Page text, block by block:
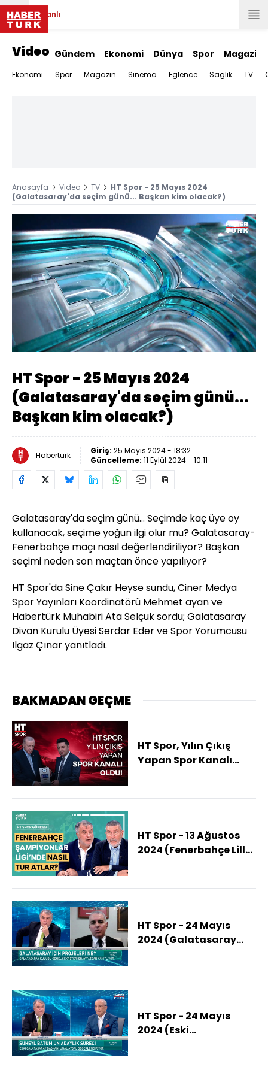
Canlı
Video Gündem Ekonomi Dünya Spor Magazin
Ekonomi Spor Magazin Sinema Eğlence Sağlık TV
Anasayfa Video TV
HT Spor - 25 Mayıs 2024
(Galatasaray'da seçim günü... Başkan kim olacak?)
Sesi
Aç
Yüklendi:
3.36%
Oynatma
Hızı
HT Spor - 25 Mayıs 2024
(Galatasaray'da seçim günü...
Başkan kim olacak?)
Habertürk Giriş: 25 Mayıs 2024 - 18:32
Güncelleme: 11 Eylül 2024 - 10:11
Galatasaray'da seçim günü... Seçimde kaç üye oy
kullanacak, seçime yoğun ilgi olur mu? Galatasaray-
Fenerbahçe maçı nasıl değerlendiriliyor? Başkan
seçimi neden son maçtan önce yapılıyor?
HT Spor'da Sine Çakır Heyse sundu, Ciner Medya
Spor Yayınları Koordinatörü Mehmet ayan ve
Habertürk Muhabiri Ata Selçuk sordu; Galatasaray
Divan Kurulu Üyesi Serdar Eder ve Spor Yorumcusu
Ilgaz Çınar yanıtladı.
BAKMADAN GEÇME
HT Spor, Yılın Çıkış
Yapan Spor Kanalı
HT Spor - 13 Ağustos
2024 (Fenerbahçe Lille
olacak?)
HT Spor - 24 Mayıs
2024 (Galatasaray
HT Spor - 24 Mayıs
2024 (Eski